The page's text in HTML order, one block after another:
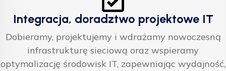
Integracja, doradztwo projektowe IT
Dobieramy, projektujemy i wdrażamy nowoczesną
infrastrukturę sieciową oraz wspieramy
optymalizację środowisk IT, zapewniając wydajność,